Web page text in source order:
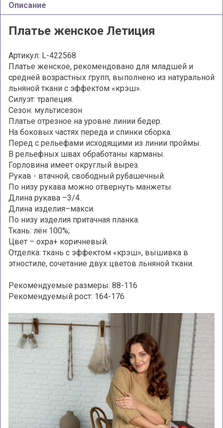
Описание
Платье женское Летиция
Артикул: L-422568
Платье женское, рекомендовано для младшей и
средней возрастных групп, выполнено из натуральной
льняной ткани с эффектом «крэш».
Силуэт: трапеция.
Сезон: мультисезон
Платье отрезное на уровне линии бедер.
На боковых частях переда и спинки сборка.
Перед с рельефами исходящими из линии проймы.
В рельефных швах обработаны карманы.
Горловина имеет округлый вырез.
Рукав - втачной, свободный рубашечный.
По низу рукава можно отвернуть манжеты
Длина рукава –3/4.
Длина изделия–макси.
По низу изделия притачная планка.
Ткань: лён 100%;
Цвет – охра+ коричневый.
Отделка: ткань с эффектом «крэш», вышивка в
этностиле, сочетание двух цветов льняной ткани.
Рекомендуемые размеры: 88-116
Рекомендуемый рост: 164-176